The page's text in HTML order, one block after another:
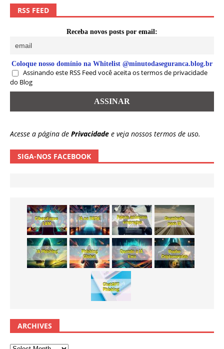
RSS FEED
Receba novos posts por email:
Coloque nosso domínio na Whitelist @minutodaseguranca.blog.br
Assinando este RSS Feed você aceita os termos de privacidade
do Blog
Acesse a página de Privacidade e veja nossos termos de uso.
SIGA-NOS FACEBOOK
ARCHIVES